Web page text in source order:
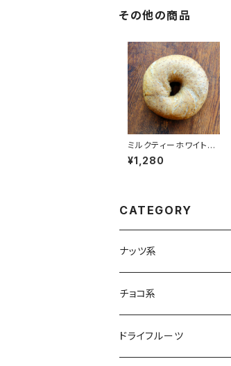
その他の商品
ミルクティーホワイトチ
ョコレート【4個】
¥1,280
CATEGORY
ナッツ系
チョコ系
ドライフルーツ